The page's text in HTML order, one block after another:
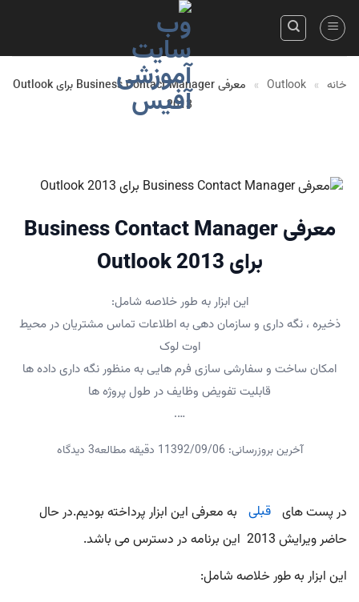
Skip
خانه »
Outlook
»
معرفی Business Contact Manager برای Outlook
2013
معرفی Business Contact Manager
برای Outlook 2013
این ابزار به طور خلاصه شامل:
ذخیره ، نگه داری و سازمان دهی به اطلاعات تماس مشتریان در محیط
اوت لوک
امکان ساخت و سفارشی سازی فرم هایی به منظور نگه داری داده ها
قابلیت تفویض وظایف در طول پروژه ها
….
آخرین بروزرسانی: 1392/09/06 1 دقیقه مطالعه 3 دیدگاه
در پست های قبلی به معرفی این ابزار پرداخته بودیم.در حال
حاضر ویرایش 2013 این برنامه در دسترس می باشد.
این ابزار به طور خلاصه شامل: